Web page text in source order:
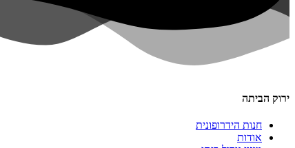
ירוק הביתה
חנות הידרופונית
אודות